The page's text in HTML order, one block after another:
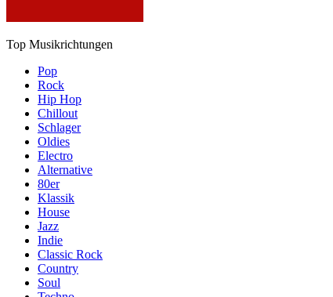
Top Musikrichtungen
Pop
Rock
Hip Hop
Chillout
Schlager
Oldies
Electro
Alternative
80er
Klassik
House
Jazz
Indie
Classic Rock
Country
Soul